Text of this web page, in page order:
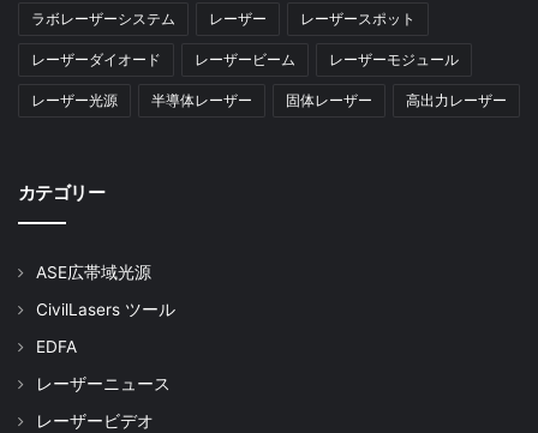
ラボレーザーシステム レーザー レーザースポット
レーザーダイオード レーザービーム レーザーモジュール
レーザー光源 半導体レーザー 固体レーザー 高出力レーザー
カテゴリー
ASE広帯域光源
CivilLasers ツール
EDFA
レーザーニュース
レーザービデオ